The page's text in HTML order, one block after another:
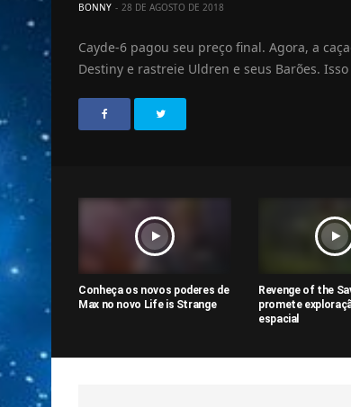
BONNY 28 DE AGOSTO DE 2018
Cayde-6 pagou seu preço final. Agora, a
Destiny e rastreie Uldren e seus Barões.
Conheça os novos poderes de
Max no novo Life is Strange
Revenge of the
promete
espacial